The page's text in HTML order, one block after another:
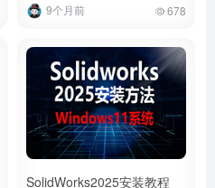
9个月前 678
SolidWorks2025安装教程